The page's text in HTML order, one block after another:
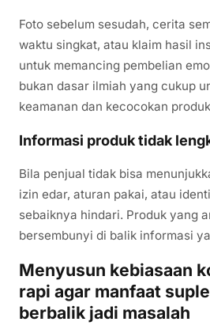
Foto sebelum sesudah, cerita
waktu singkat, atau klaim hasil
untuk memancing pembelian
bukan dasar ilmiah yang cukup
keamanan dan kecocokan
Informasi produk tidak
Bila penjual tidak bisa
izin edar, aturan pakai, atau
sebaiknya hindari. Produk yang
bersembunyi di balik informasi
Menyusun kebiasaan
rapi agar manfaat
berbalik jadi masalah